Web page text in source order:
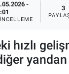
-
3
hızlı